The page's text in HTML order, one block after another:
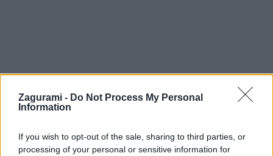
Zagurami - Do Not Process My Personal
Information
If you wish to opt-out of the sale, sharing to third parties, or
processing of your personal or sensitive information for